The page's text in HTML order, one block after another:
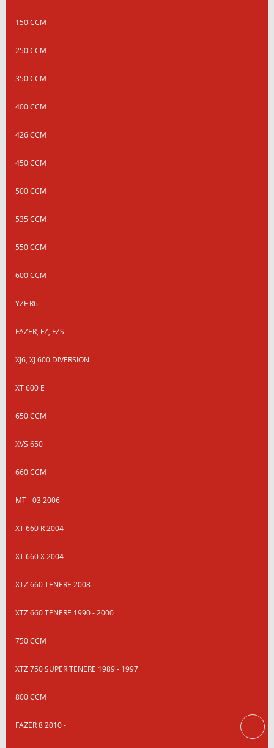
150 CCM
250 CCM
350 CCM
400 CCM
426 CCM
450 CCM
500 CCM
535 CCM
550 CCM
600 CCM
YZF R6
FAZER, FZ, FZS
XJ6, XJ 600 DIVERSION
XT 600 E
650 CCM
XVS 650
660 CCM
MT - 03 2006 -
XT 660 R 2004
XT 660 X 2004
XTZ 660 TENERE 2008 -
XTZ 660 TENERE 1990 - 2000
750 CCM
XTZ 750 SUPER TENERE 1989 - 1997
800 CCM
FAZER 8 2010 -